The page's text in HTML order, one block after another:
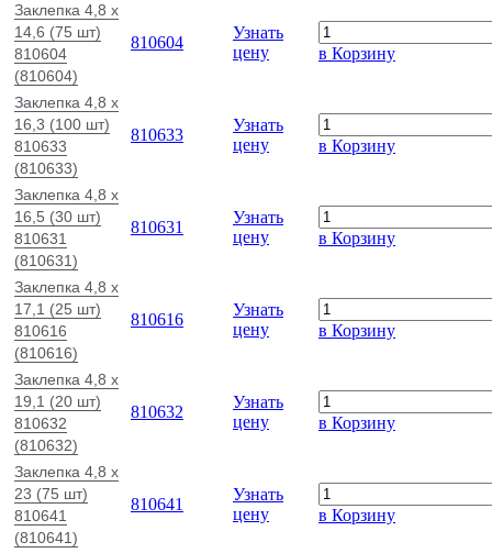
Заклепка 4,8 x
14,6 (75 шт)
810604
(810604)
810604
Узнать
цену
в Корзину
Заклепка 4,8 x
16,3 (100 шт)
810633
(810633)
810633
Узнать
цену
в Корзину
Заклепка 4,8 x
16,5 (30 шт)
810631
(810631)
810631
Узнать
цену
в Корзину
Заклепка 4,8 x
17,1 (25 шт)
810616
(810616)
810616
Узнать
цену
в Корзину
Заклепка 4,8 x
19,1 (20 шт)
810632
(810632)
810632
Узнать
цену
в Корзину
Заклепка 4,8 x
23 (75 шт)
810641
(810641)
810641
Узнать
цену
в Корзину